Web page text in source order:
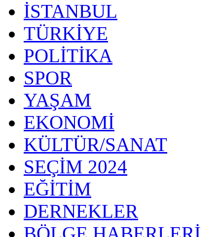
İSTANBUL
TÜRKİYE
POLİTİKA
SPOR
YAŞAM
EKONOMİ
KÜLTÜR/SANAT
SEÇİM 2024
EĞİTİM
DERNEKLER